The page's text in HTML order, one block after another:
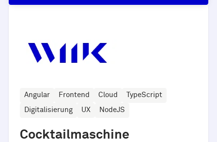
Angular Frontend Cloud TypeScript
Digitalisierung UX NodeJS
Cocktailmaschine